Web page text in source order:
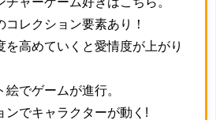
レクション要素あり！
を高めていくと愛情度が上がり
絵でゲームが進行。
ンでキャラクターが動く!